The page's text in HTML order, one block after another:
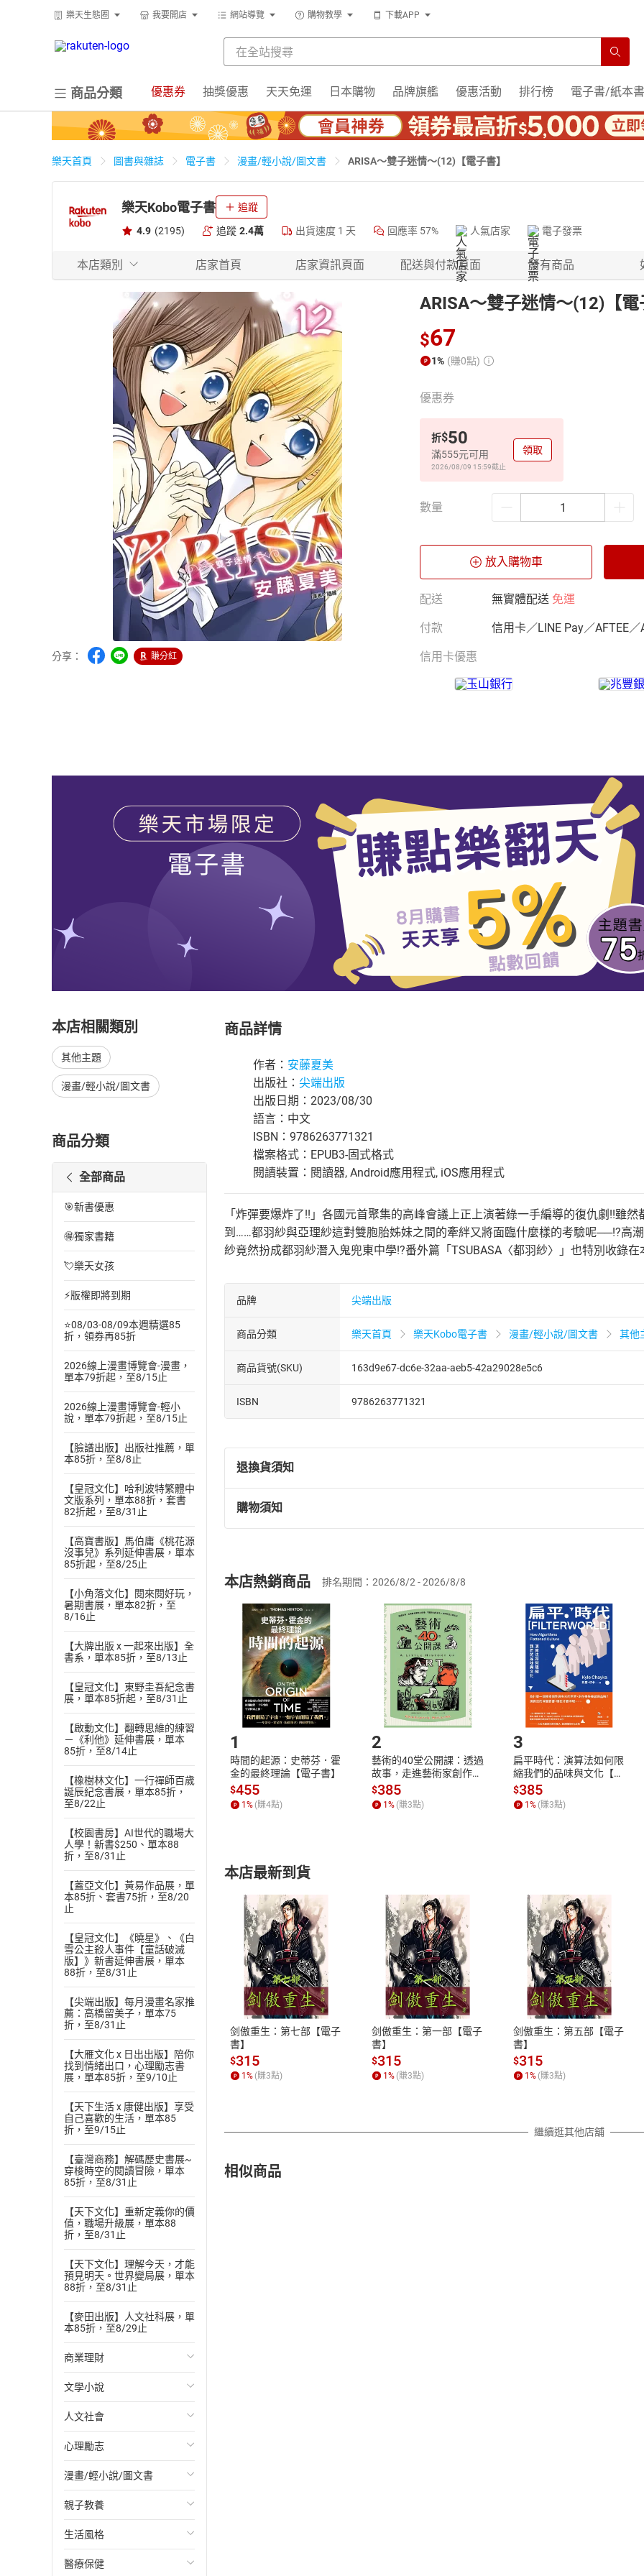
樂天生態圈 我要開店 網站導覽 購物教學 下載APP
商品分類 優惠券 抽獎優惠 天天免運 日本購物 品牌旗艦 優惠活動 排行榜 電子書/紙本書
樂天首頁 圖書與雜誌 電子書 漫畫/輕小說/圖文書 ARISA～雙子迷情～(12)【電子書】
樂天Kobo電子書 追蹤
4.9 (2195) 追蹤 2.4萬 出貨速度 1 天 回應率 57% 人氣店家 電子發票
本店類別 店家首頁 店家資訊頁面 配送與付款頁面 所有商品
分享： 賺分紅
ARISA～雙子迷情～(12)【電
$67
1% (賺0點)
優惠券
折$50
滿555元可用
2026/08/09 15:59截止
領取
數量
放入購物車
配送 無實體配送 免運
付款 信用卡／LINE Pay／AFTEE／
信用卡優惠
本店相關類別
其他主題
漫畫/輕小說/圖文書
商品分類
全部商品
🎯新書優惠
🉐獨家書籍
💘樂天女孩
⚡版權即將到期
⭐08/03-08/09本週精選85
折，領券再85折
2026線上漫畫博覽會-漫畫，
單本79折起，至8/15止
2026線上漫畫博覽會-輕小
說，單本79折起，至8/15止
【臉譜出版】出版社推薦，單
本85折，至8/8止
【皇冠文化】哈利波特繁體中
文版系列，單本88折，套書
82折起，至8/31止
【高寶書版】馬伯庸《桃花源
沒事兒》系列延伸書展，單本
85折起，至8/25止
【小角落文化】閱來閱好玩，
暑期書展，單本82折，至
8/16止
【大牌出版 x 一起來出版】全
書系，單本85折，至8/13止
【皇冠文化】東野圭吾紀念書
展，單本85折起，至8/31止
【啟動文化】翻轉思維的練習
－《利他》延伸書展，單本
85折，至8/14止
【橡樹林文化】一行禪師百歲
誕辰紀念書展，單本85折，
至8/22止
【校園書房】AI世代的職場大
人學！新書$250、單本88
折，至8/31止
【蓋亞文化】黃易作品展，單
本85折、套書75折，至8/20
止
【皇冠文化】《曉星》、《白
雪公主殺人事件【童話破滅
版】》新書延伸書展，單本
88折，至8/31止
【尖端出版】每月漫畫名家推
薦：高橋留美子，單本75
折，至8/31止
【大雁文化 x 日出出版】陪你
找到情緒出口，心理勵志書
展，單本85折，至9/10止
【天下生活 x 康健出版】享受
自己喜歡的生活，單本85
折，至9/15止
【臺灣商務】解碼歷史書展~
穿梭時空的閱讀冒險，單本
85折，至8/31止
【天下文化】重新定義你的價
值，職場升級展，單本88
折，至8/31止
【天下文化】理解今天，才能
預見明天。世界變局展，單本
88折，至8/31止
【麥田出版】人文社科展，單
本85折，至8/29止
商業理財
投資理財
經濟/趨勢
財務/金融
管理/領導
職場工作術
成功法
行銷/廣告
文學小說
歐美文學
日本文學
韓國文學
華文文學
經典文學
成長/家庭生活小說
人文社會
國際關係
政治
社會科學
台灣/中國歷史
日/韓歷史
心理勵志
心靈成長/情緒
人際關係
兩性關係
心理學
漫畫/輕小說/圖文書
輕小說
奇幻/科幻
愛情故事
親子教養
教育現場
兒童文學/故事
生活風格
飲食/食譜
醫療保健
商品詳情
作者： 安藤夏美
出版社： 尖端出版
出版日期：2023/08/30
語言：中文
ISBN：9786263771321
檔案格式：EPUB3-固式格式
閱讀裝置：閱讀器, Android應用程式, iOS應用程式
「炸彈要爆炸了!!」各國元首聚集的高峰會議上正上演著綠一手編導的復仇劇!!雖
到……都羽紗與亞理紗這對雙胞胎姊妹之間的牽絆又將面臨什麼樣的考驗呢──!?高
紗竟然扮成都羽紗潛入鬼兜東中學!?番外篇「TSUBASA〈都羽紗〉」也特別收錄
品牌 尖端出版
商品分類 樂天首頁 樂天Kobo電子書 漫畫/輕小說/圖文書 其他
商品貨號(SKU) 163d9e67-dc6e-32aa-aeb5-42a29028e5c6
ISBN 9786263771321
退換貨須知
退換貨規定：
(一)依消費者保護法第19條第1項後段暨通訊交易解除權合理例外情事適用
(二)消費者訂購本店鋪之商品即代表知悉本店鋪所銷售之商品為電子書，
且已下載/存取電子書，不得請求退貨退款。
退貨方式：您欲取消訂單或辦理退貨時，請登入樂天市場，並於「我的訂單
貨」，本店鋪將依您的申請進行審核，待審核通過後將為您辦理退款事宜。
請注意，樂天市場須以整筆訂單為單位進行取消/退貨，恕無法以單支商品取
購物須知
挑選商品
Choose
放入購物車
Shopping cart
登入帳號
Login
購書後，如何開始使用？
Step1.選擇閱讀載具 Step2.登入
付款方式
ATM轉帳、信用卡、LINE PAY、AFTEE
退換貨規範
本店是否提供消費者保護法七日猶
之權利，遽消費者保護法及通訊交
除權合理例外情事適用準則，依商
質各有不同規定。詳細退換貨說明
照各商品說明。
本店熱銷商品 排名期間：2026/8/2 - 2026/8/8
1
時間的起源：史蒂芬．霍
金的最終理論【電子書】
$455
1 % (賺4點)
2
藝術的40堂公開課：透過
故事，走進藝術家創作現
場，看藝術如何誕生、如
何形塑人類生活【電子
書】
$385
1 % (賺3點)
3
扁平時代：演算法如何限
縮我們的品味與文化【電
子書】
$385
1 % (賺3點)
本店最新到貨
剑傲重生：第七部【電子
書】
$315
1 % (賺3點)
剑傲重生：第一部【電子
書】
$315
1 % (賺3點)
剑傲重生：第五部【電子
書】
$315
1 % (賺3點)
繼續逛其他店舖
相似商品